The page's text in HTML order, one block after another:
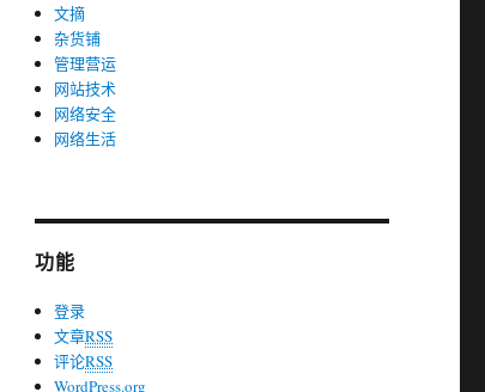
文摘
杂货铺
管理营运
网站技术
网络安全
网络生活
功能
登录
文章RSS
评论RSS
WordPress.org